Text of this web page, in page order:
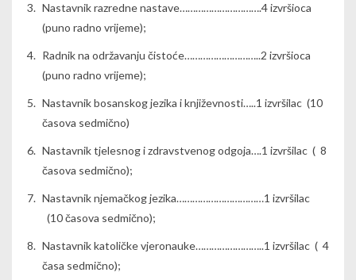
Nastavnik razredne nastave………………………….4 izvršioca
(puno radno vrijeme);
Radnik na održavanju čistoće………………………..2 izvršioca
(puno radno vrijeme);
Nastavnik bosanskog jezika i književnosti…..1 izvršilac (10
časova sedmično)
Nastavnik tjelesnog i zdravstvenog odgoja….1 izvršilac ( 8
časova sedmično);
Nastavnik njemačkog jezika……………………………1 izvršilac
(10 časova sedmično);
Nastavnik katoličke vjeronauke……………………..1 izvršilac ( 4
časa sedmično);